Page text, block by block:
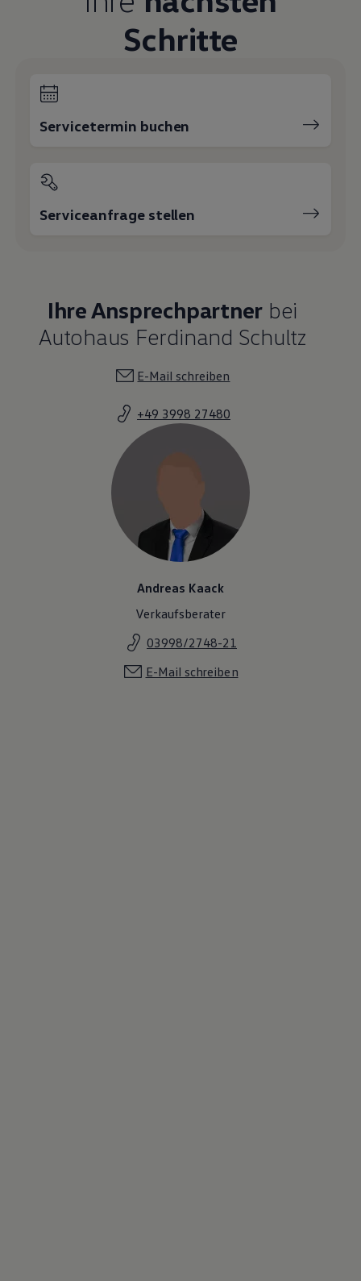
Schritte
Servicetermin buchen
Serviceanfrage stellen
Ihre Ansprechpartner bei
Autohaus Ferdinand Schultz
E-Mail schreiben
+49 3998 27480
Andreas Kaack
Verkaufsberater
03998/2748-21
E-Mail schreiben